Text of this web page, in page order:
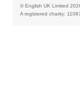
© English UK Limited
A registered charity: